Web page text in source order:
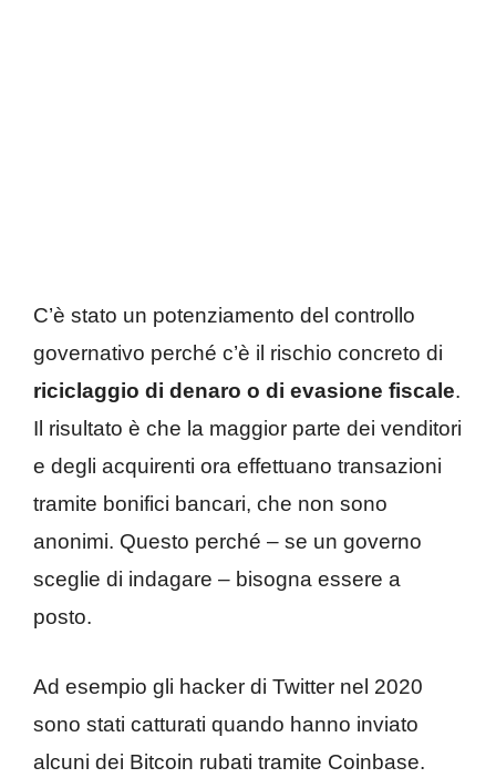
C’è stato un potenziamento del controllo
governativo perché c’è il rischio concreto di
riciclaggio di denaro o di evasione fiscale.
Il risultato è che la maggior parte dei venditori
e degli acquirenti ora effettuano transazioni
tramite bonifici bancari, che non sono
anonimi. Questo perché – se un governo
sceglie di indagare – bisogna essere a
posto.
Ad esempio gli hacker di Twitter nel 2020
sono stati catturati quando hanno inviato
alcuni dei Bitcoin rubati tramite Coinbase.